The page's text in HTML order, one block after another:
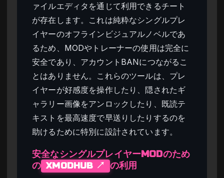
ァイルエディタを通じて利用できるチート
が存在します。これは純粋なシングルプレ
イヤーのオフラインビジュアルノベルであ
るため、MODやトレーナーの使用は完全に
安全であり、アカウントBANにつながるこ
とはありません。これらのツールは、プレ
イヤーが好感度を操作したり、隠されたギ
ャラリー画像をアンロックしたり、既読テ
キストを最高速度で早送りしたりするのを
助けるために特別に設計されています。
安全なシングルプレイヤーMODのため
の XMODHUB ↗ の利用